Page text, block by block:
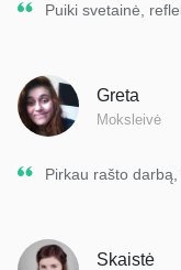
Puiki svetainė,
Greta
Moksleivė
Pirkau rašto
Skaistė